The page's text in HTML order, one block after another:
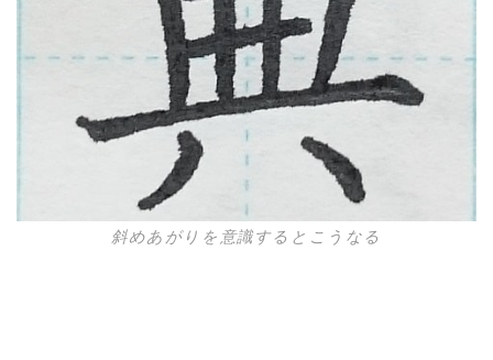
斜めあがりを意識するとこうなる